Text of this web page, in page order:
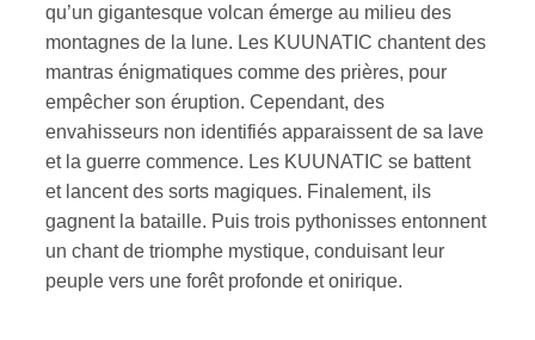
qu’un gigantesque volcan émerge au milieu des
montagnes de la lune. Les KUUNATIC chantent des
mantras énigmatiques comme des prières, pour
empêcher son éruption. Cependant, des
envahisseurs non identifiés apparaissent de sa lave
et la guerre commence. Les KUUNATIC se battent
et lancent des sorts magiques. Finalement, ils
gagnent la bataille. Puis trois pythonisses entonnent
un chant de triomphe mystique, conduisant leur
peuple vers une forêt profonde et onirique.